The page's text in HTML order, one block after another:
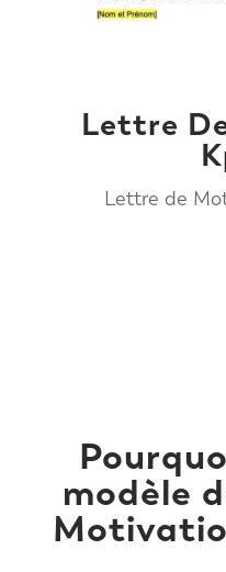
Lettre
Lettre de
modèle